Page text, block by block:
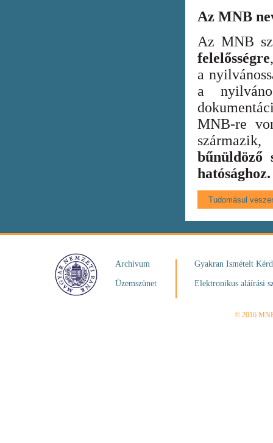
Az MNB
Az MNB
felelősségre
a
a
MNB-re
bűnüldöző
hatósághoz.
Archívum
Üzemszünet
Gyakran Ismételt
Elektronikus aláírási
© 2016